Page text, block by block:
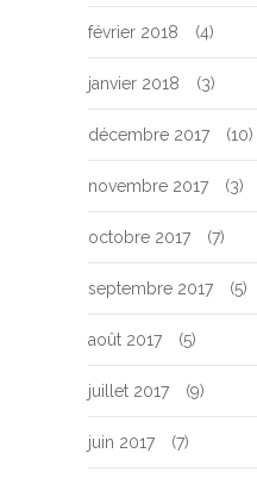
février 2018 (4)
janvier 2018 (3)
décembre 2017 (10)
novembre 2017 (3)
octobre 2017 (7)
septembre 2017 (5)
août 2017 (5)
juillet 2017 (9)
juin 2017 (7)